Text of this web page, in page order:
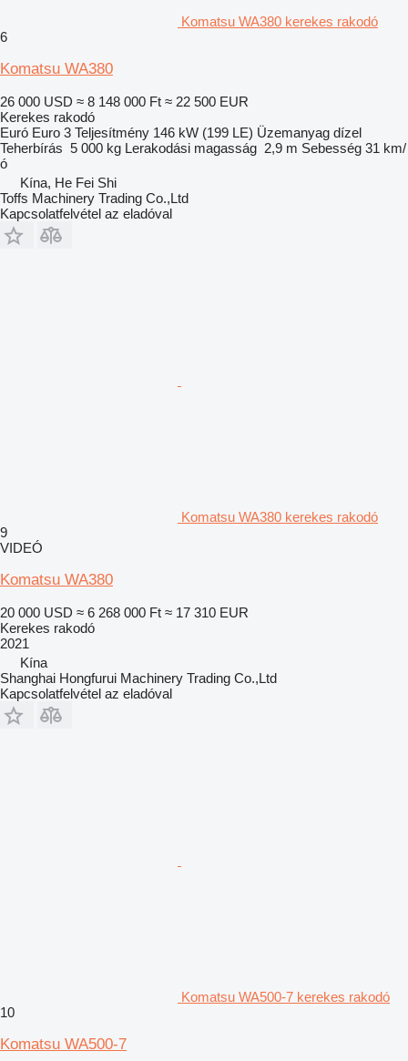
Komatsu WA380 kerekes rakodó
6
Komatsu WA380
26 000 USD ≈ 8 148 000 Ft ≈ 22 500 EUR
Kerekes rakodó
Euró Euro 3 Teljesítmény 146 kW (199 LE) Üzemanyag dízel
Teherbírás 5 000 kg Lerakodási magasság 2,9 m Sebesség 31 km/
ó
Kína, He Fei Shi
Toffs Machinery Trading Co.,Ltd
Kapcsolatfelvétel az eladóval
Komatsu WA380 kerekes rakodó
9
VIDEÓ
Komatsu WA380
20 000 USD ≈ 6 268 000 Ft ≈ 17 310 EUR
Kerekes rakodó
2021
Kína
Shanghai Hongfurui Machinery Trading Co.,Ltd
Kapcsolatfelvétel az eladóval
Komatsu WA500-7 kerekes rakodó
10
Komatsu WA500-7